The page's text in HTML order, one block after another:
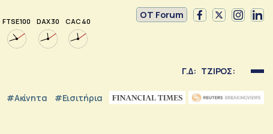
FTSE 100 DAX 30 CAC 40
OT Forum
Γ.Δ: ΤΖΙΡΟΣ:
#Ακίνητα #εισιτήρια